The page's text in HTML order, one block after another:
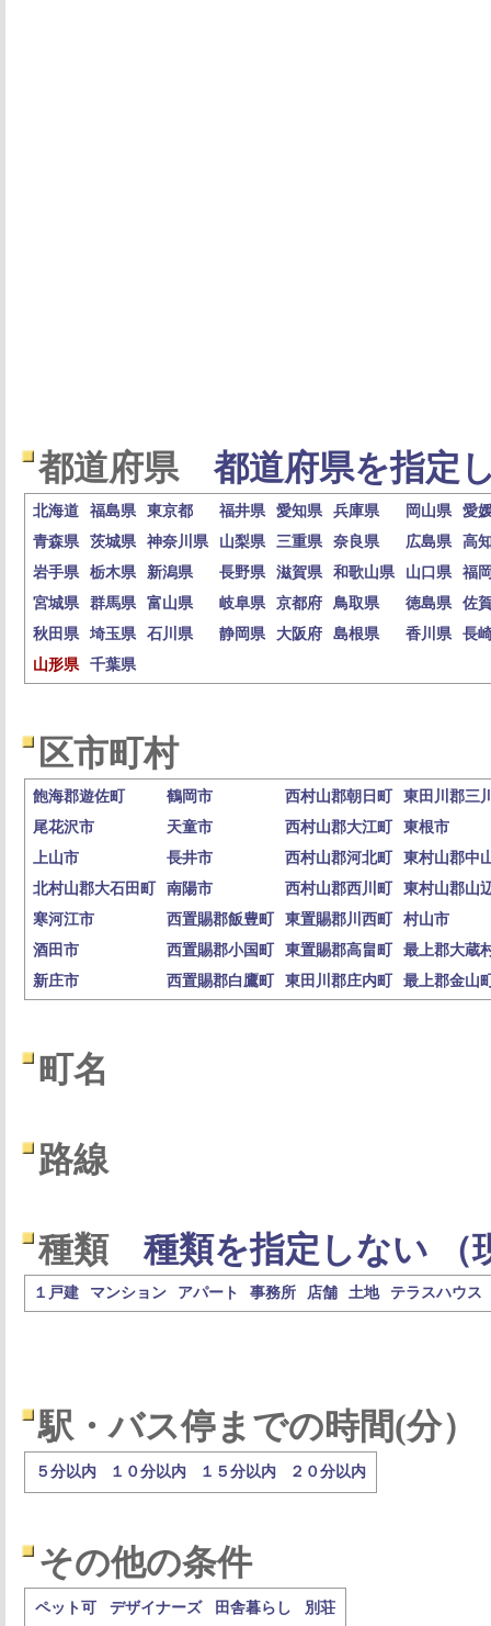
都道府県 都道府県を指定
北海道 福島県 東京都 福井県 愛知県 兵庫県 岡山県
愛
青森県
茨城県 神奈川県 山梨県 三重県 奈良県 広島県
高
岩手県
栃木県 新潟県 長野県 滋賀県 和歌山県 山口県
福
宮城県
群馬県 富山県 岐阜県 京都府 鳥取県 徳島県
佐
秋田県
埼玉県 石川県 静岡県 大阪府 島根県 香川県
長
山形県
千葉県
区市町村
飽海郡遊佐町 鶴岡市 西村山郡朝日町
東田川郡三
尾花沢市
天童市 西村山郡大江町
東根市
上山市
長井市 西村山郡河北町
東村山郡中
北村山郡大石田町
南陽市 西村山郡西川町
東村山郡山
寒河江市
西置賜郡飯豊町 東置賜郡川西町
村山市
酒田市
西置賜郡小国町 東置賜郡高畠町
最上郡大蔵
新庄市
西置賜郡白鷹町 東田川郡庄内町 最上郡金山
町名
路線
種類 種類を指定しない （
１戸建 マンション アパート 事務所 店舗 土地 テラスハウス
駅・バス停までの時間(分）
５分以内 １０分以内 １５分以内 ２０分以内
その他の条件
ペット可 デザイナーズ 田舎暮らし 別荘